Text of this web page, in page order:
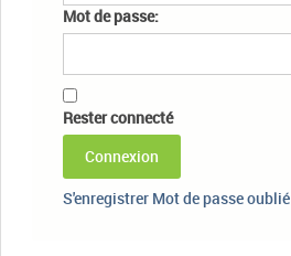
Mot de passe:
Rester connecté
Connexion
S'enregistrer Mot de passe oublié